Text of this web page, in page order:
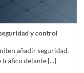
y control
añadir seguridad,
delante [...]